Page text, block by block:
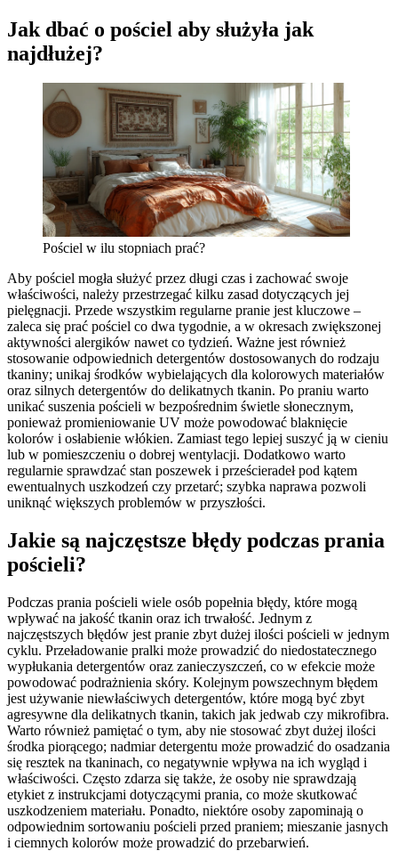
Jak dbać o pościel aby służyła jak
najdłużej?
Pościel w ilu stopniach prać?
Aby pościel mogła służyć przez długi czas i zachować swoje
właściwości, należy przestrzegać kilku zasad dotyczących jej
pielęgnacji. Przede wszystkim regularne pranie jest kluczowe –
zaleca się prać pościel co dwa tygodnie, a w okresach zwiększonej
aktywności alergików nawet co tydzień. Ważne jest również
stosowanie odpowiednich detergentów dostosowanych do rodzaju
tkaniny; unikaj środków wybielających dla kolorowych materiałów
oraz silnych detergentów do delikatnych tkanin. Po praniu warto
unikać suszenia pościeli w bezpośrednim świetle słonecznym,
ponieważ promieniowanie UV może powodować blaknięcie
kolorów i osłabienie włókien. Zamiast tego lepiej suszyć ją w cieniu
lub w pomieszczeniu o dobrej wentylacji. Dodatkowo warto
regularnie sprawdzać stan poszewek i prześcieradeł pod kątem
ewentualnych uszkodzeń czy przetarć; szybka naprawa pozwoli
uniknąć większych problemów w przyszłości.
Jakie są najczęstsze błędy podczas prania
pościeli?
Podczas prania pościeli wiele osób popełnia błędy, które mogą
wpływać na jakość tkanin oraz ich trwałość. Jednym z
najczęstszych błędów jest pranie zbyt dużej ilości pościeli w jednym
cyklu. Przeładowanie pralki może prowadzić do niedostatecznego
wypłukania detergentów oraz zanieczyszczeń, co w efekcie może
powodować podrażnienia skóry. Kolejnym powszechnym błędem
jest używanie niewłaściwych detergentów, które mogą być zbyt
agresywne dla delikatnych tkanin, takich jak jedwab czy mikrofibra.
Warto również pamiętać o tym, aby nie stosować zbyt dużej ilości
środka piorącego; nadmiar detergentu może prowadzić do osadzania
się resztek na tkaninach, co negatywnie wpływa na ich wygląd i
właściwości. Często zdarza się także, że osoby nie sprawdzają
etykiet z instrukcjami dotyczącymi prania, co może skutkować
uszkodzeniem materiału. Ponadto, niektóre osoby zapominają o
odpowiednim sortowaniu pościeli przed praniem; mieszanie jasnych
i ciemnych kolorów może prowadzić do przebarwień.